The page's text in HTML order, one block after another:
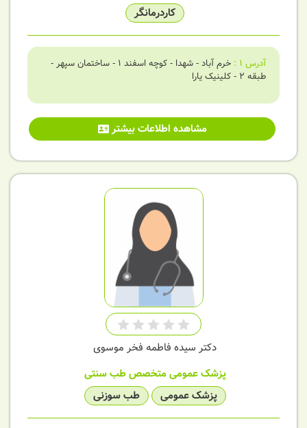
کاردرمانگر
آدرس 1
:
خرم آباد - شهدا - کوچه اسفند 1 - ساختمان سپهر -
طبقه 2 - کلینیک یارا
مشاهده اطلاعات بیشتر
دکتر سیده فاطمه فخر موسوی
پزشک عمومیمتخصص طب سنتی
پزشک عمومی
طب سوزنی